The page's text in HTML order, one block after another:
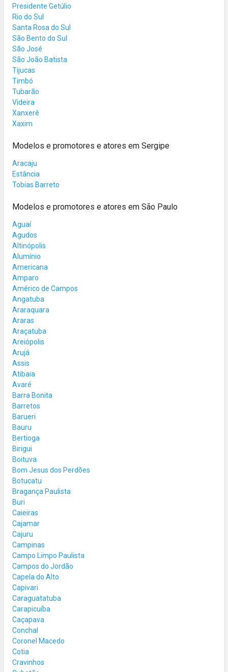
Presidente Getúlio
Rio do Sul
Santa Rosa do Sul
São Bento do Sul
São José
São João Batista
Tijucas
Timbó
Tubarão
Videira
Xanxerê
Xaxim
Modelos e promotores e atores em Sergipe
Aracaju
Estância
Tobias Barreto
Modelos e promotores e atores em São Paulo
Aguaí
Agudos
Altinópolis
Alumínio
Americana
Amparo
Américo de Campos
Angatuba
Araraquara
Araras
Araçatuba
Areiópolis
Arujá
Assis
Atibaia
Avaré
Barra Bonita
Barretos
Barueri
Bauru
Bertioga
Birigui
Boituva
Bom Jesus dos Perdões
Botucatu
Bragança Paulista
Buri
Caieiras
Cajamar
Cajuru
Campinas
Campo Limpo Paulista
Campos do Jordão
Capela do Alto
Capivari
Caraguatatuba
Carapicuíba
Caçapava
Conchal
Coronel Macedo
Cotia
Cravinhos